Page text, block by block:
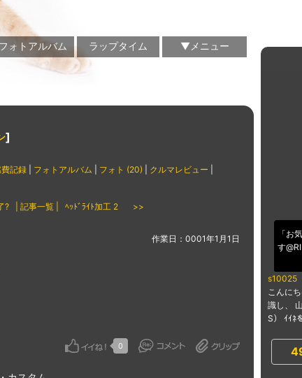
フォトアルバム ラップタイム ▼メニュー
]
記録 フォトアルバム フォト (20) クルマレビュー
? | 記事一覧 | ﾍｯﾄﾞﾗｲﾄ加工 2 >>
作業日：0001年1月1日
0
「お
す
s10025
こんに
識し、
S） ｲｲﾈ